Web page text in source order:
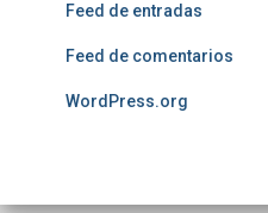
Feed de entradas
Feed de comentarios
WordPress.org